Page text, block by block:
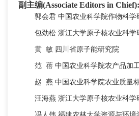
副主编(Associate Editors in Chief):
郭会君 中国农业科学院作物科学
包劲松 浙江大学原子核农业科学
黄 敏 四川省原子能研究院
范 蓓 中国农业科学院农产品加
赵 燕 中国农业科学院农业质量
汪海燕 浙江大学原子核农业科学